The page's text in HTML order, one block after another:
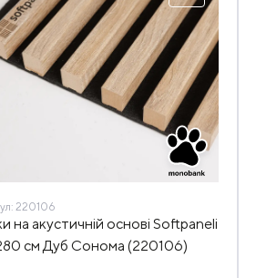
220106
на акустичній основі Softpaneli
см Дуб Сонома (220106)